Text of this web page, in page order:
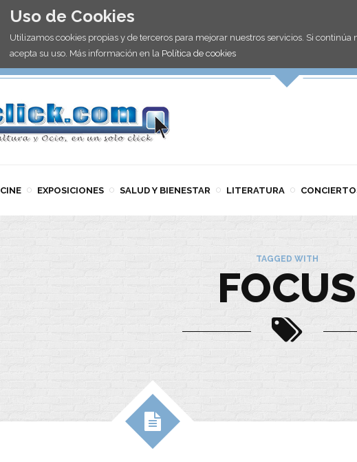
Uso de Cookies
Utilizamos cookies propias y de terceros para mejorar nuestros servicios. Si continúa
acepta su uso. Más información en la Política de cookies
CINE EXPOSICIONES SALUD Y BIENESTAR LITERATURA
TAGGED WITH
FOCUS